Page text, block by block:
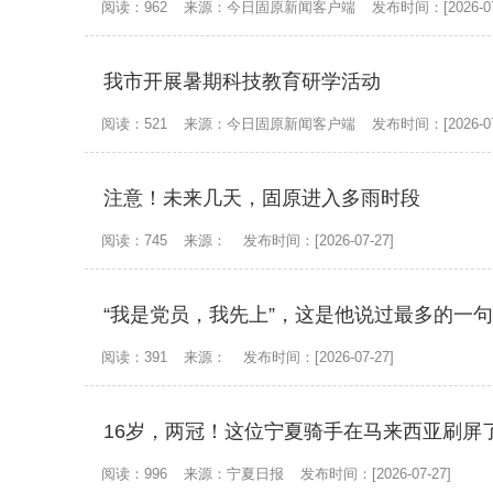
阅读：962 来源：今日固原新闻客户端 发布时间：[2026-
我市开展暑期科技教育研学活动
阅读：521 来源：今日固原新闻客户端 发布时间：[2026-
注意！未来几天，固原进入多雨时段
阅读：745 来源： 发布时间：[2026-07-27]
“我是党员，我先上”，这是他说过最多的一
阅读：391 来源： 发布时间：[2026-07-27]
16岁，两冠！这位宁夏骑手在马来西亚刷屏
阅读：996 来源：宁夏日报 发布时间：[2026-07-27]